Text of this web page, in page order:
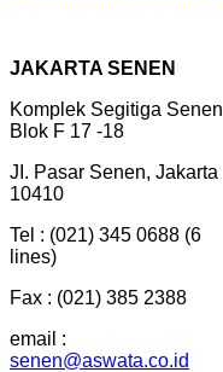
JAKARTA SENEN
Komplek Segitiga Senen
Blok F 17 -18
JI. Pasar Senen, Jakarta
10410
Tel : (021) 345 0688 (6
lines)
Fax : (021) 385 2388
email :
senen@aswata.co.id